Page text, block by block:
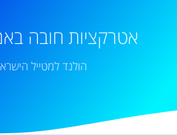
אטרקציות חובה
הולנד למטייל